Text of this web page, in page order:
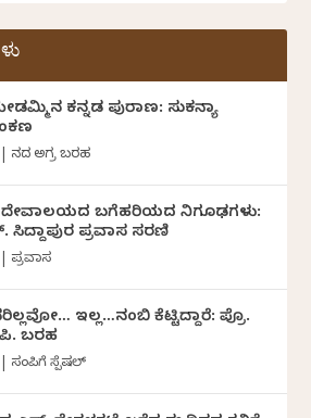
ಕನ್ನಡ ಪುರಾಣ: ಸುಕನ್ಯಾ
ದಿನದ ಅಗ್ರ ಬರಹ
ದೇವಾಲಯದ ಬಗೆಹರಿಯದ ನಿಗೂಢಗಳು:
ಸಿದ್ದಾಪುರ ಪ್ರವಾಸ ಸರಣಿ
ಪ್ರವಾಸ
ಇಲ್ಲ…ನಂಬಿ ಕೆಟ್ಟಿದ್ದಾರೆ: ಪ್ರೊ.
ಪಿ. ಬರಹ
ಸಂಪಿಗೆ ಸ್ಪೆಷಲ್